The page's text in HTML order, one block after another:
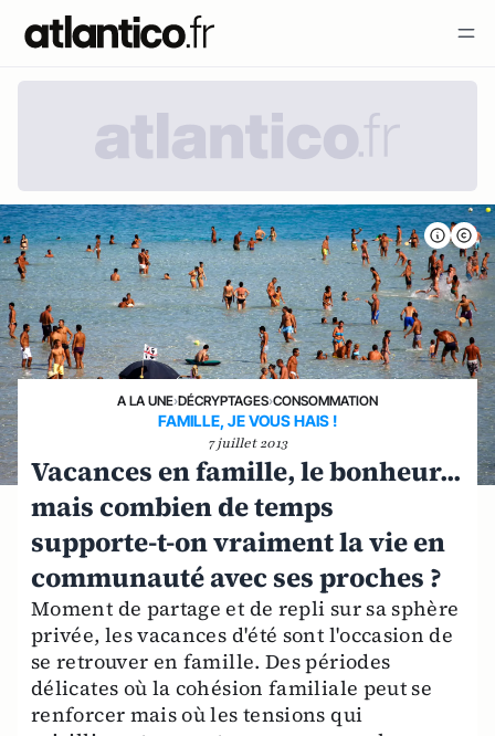
A LA UNE›DÉCRYPTAGES›CONSOMMATION
FAMILLE, JE VOUS HAIS !
7 juillet 2013
Vacances en famille, le bonheur...
mais combien de temps
supporte-t-on vraiment la vie en
communauté avec ses proches ?
Moment de partage et de repli sur sa sphère
privée, les vacances d'été sont l'occasion de
se retrouver en famille. Des périodes
délicates où la cohésion familiale peut se
renforcer mais où les tensions qui